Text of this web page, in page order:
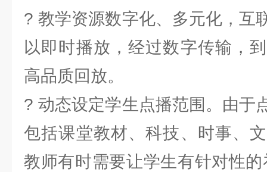
? 教学资源数字化、多元化，互
以即时播放，经过数字传输，
高品质回放。
? 动态设定学生点播范围。由于
包括课堂教材、科技、时事、
教师有时需要让学生有针对性